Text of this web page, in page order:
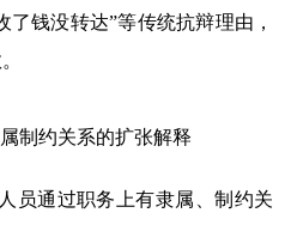
了钱没转达”等传统抗辩理由，
制约关系的扩张解释
员通过职务上有隶属、制约关